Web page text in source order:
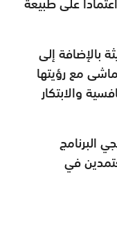
بالإضافة إلى
مع رؤيتها
والابتكار
البرنامج
في